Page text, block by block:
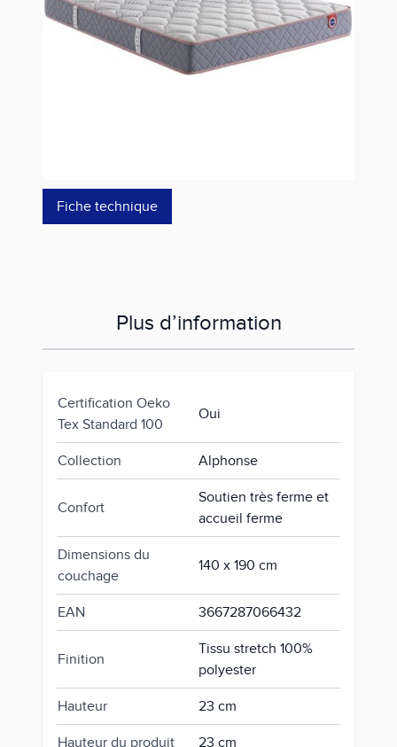
Référence GD1861414019000
Fiche technique
Plus d’information
Certification Oeko
Tex Standard 100
Oui
Collection Alphonse
Confort
Soutien très ferme et
accueil ferme
Dimensions du
couchage
140 x 190 cm
EAN 3667287066432
Finition
Tissu stretch 100%
polyester
Hauteur 23 cm
Hauteur du produit 23 cm